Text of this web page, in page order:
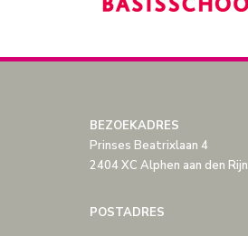
BEZOEKADRES
Prinses Beatrixlaan 4
2404 XC Alphen aan den Rijn
POSTADRES